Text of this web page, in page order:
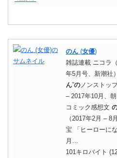
のん (女優)
雑誌連載 ニコラ
年5月号、新潮社
ん”のノンストッ
– 2017年10月、
コミック感想文
（2017年2月 – 8
宝 「ヒーローに
月…
101キロバイト